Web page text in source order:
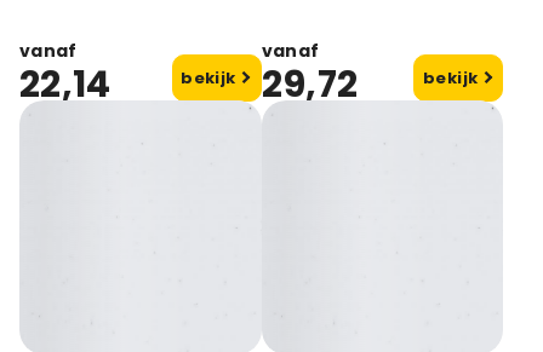
vanaf
22,14 bekijk
vanaf
29,72 bekijk